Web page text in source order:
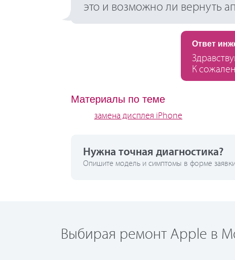
это и возможно ли вернуть
Ответ
К
Материалы по теме
замена дисплея iPhone
Нужна точная диагностика?
Опишите модель и симптомы в форме
Выбирая ремонт Apple в